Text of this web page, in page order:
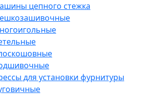
цепного стежка
для установки фурнитуры